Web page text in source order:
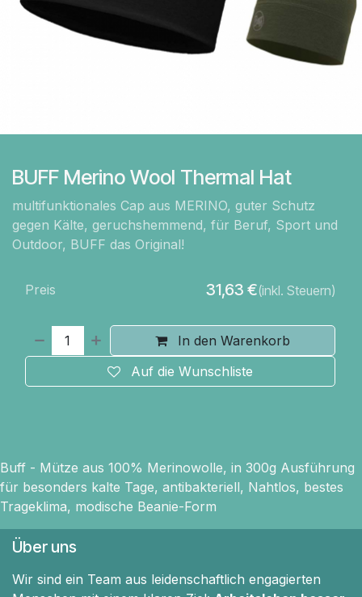
BUFF Merino Wool Thermal Hat
multifunktionales Cap aus MERINO, guter Schutz
gegen Kälte, geruchshemmend, für Beruf, Sport und
Outdoor, BUFF das Original!
In den Warenkorb
Auf die Wunschliste
Preis 31,63 €(inkl. Steuern)
Buff - Mütze aus 100% Merinowolle, in 300g Ausführung
für besonders kalte Tage, antibakteriell, Nahtlos, bestes
Trageklima, modische Beanie-Form
Über uns
Wir sind ein Team aus leidenschaftlich engagierten